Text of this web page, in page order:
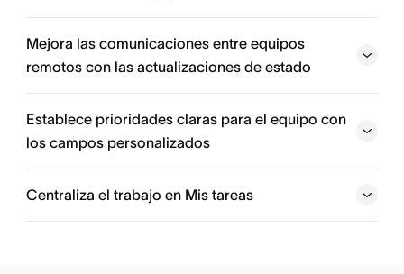
Mejora las comunicaciones entre equipos
remotos con las actualizaciones de estado
Establece prioridades claras para el equipo con
los campos personalizados
Centraliza el trabajo en Mis tareas